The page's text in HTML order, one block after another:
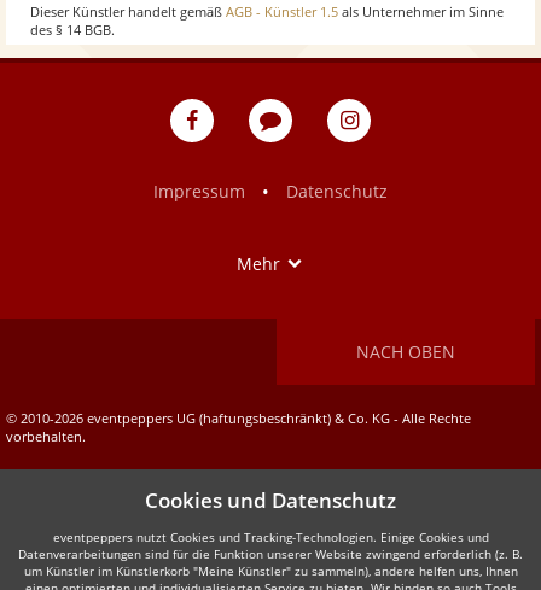
Dieser Künstler handelt gemäß AGB - Künstler 1.5 als Unternehmer im Sinne
des § 14 BGB.
eventpeppers
Blog
eventpeppers
Impressum
• Datenschutz
Mehr
NACH OBEN
© 2010-2026 eventpeppers UG (haftungsbeschränkt) & Co. KG - Alle Rechte
vorbehalten.
Cookies und Datenschutz
eventpeppers nutzt Cookies und Tracking-Technologien. Einige Cookies und
Datenverarbeitungen sind für die Funktion unserer Website zwingend erforderlich (z. B.
um Künstler im Künstlerkorb "Meine Künstler" zu sammeln), andere helfen uns, Ihnen